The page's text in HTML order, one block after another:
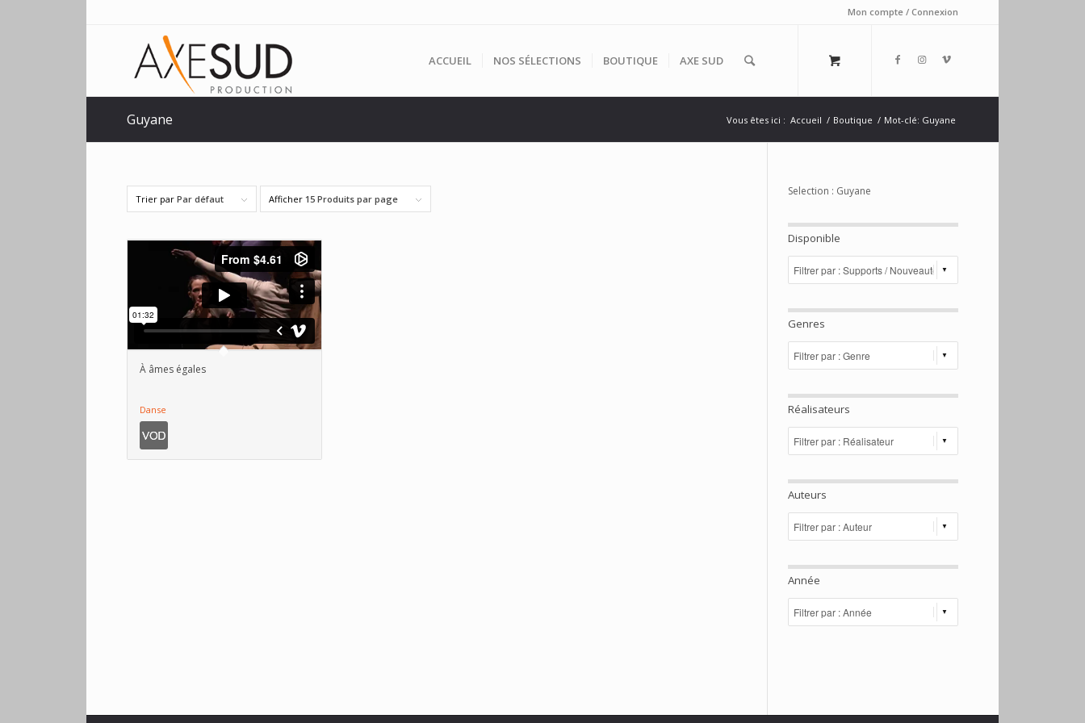
Mon compte / Connexion
ACCUEIL NOS SÉLECTIONS BOUTIQUE AXE SUD
Guyane Vous êtes ici : Accueil / Boutique / Mot-clé: Guyane
Trier par Par défaut Afficher 15 Produits par page
À âmes égales
Danse
Selection : Guyane
Disponible
Genres
Réalisateurs
Auteurs
Année